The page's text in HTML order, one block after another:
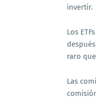
invertir.
Los
raro
Las